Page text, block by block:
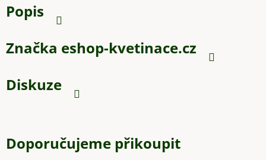
Popis
Značka eshop-kvetinace.cz
Diskuze
Doporučujeme přikoupit